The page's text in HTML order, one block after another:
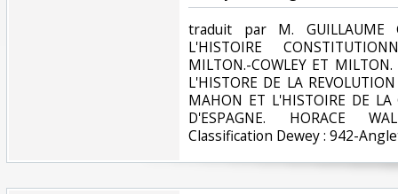
‎traduit par M. GUILLAUME
L'HISTOIRE
MILTON.-COWLEY ET
L'HISTORE DE LA
MAHON ET L'HISTOIRE DE LA
D'ESPAGNE. HORACE
Classification Dewey : 942-